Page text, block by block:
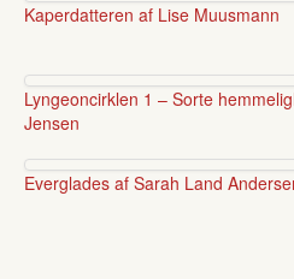
Kaperdatteren af Lise Muusmann
Lyngeoncirklen 1 – Sorte
Jensen
Everglades af Sarah Land